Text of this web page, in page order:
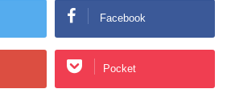
Facebook
Pocket